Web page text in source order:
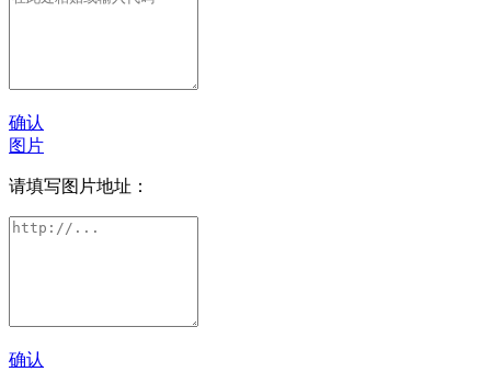
确认
图片
请填写图片地址：
确认